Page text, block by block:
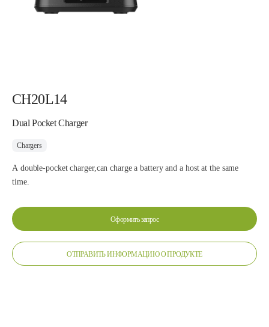
CH20L14
Dual Pocket Charger
Chargers
A double-pocket charger,can charge a battery and a host at the same
time.
Оформить запрос
ОТПРАВИТЬ ИНФОРМАЦИЮ О ПРОДУКТЕ